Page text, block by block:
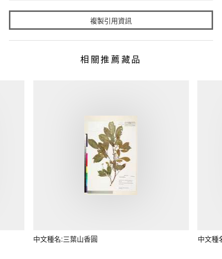
複製引用資訊
相關推薦藏品
中文種名:三葉山香圓 中文種